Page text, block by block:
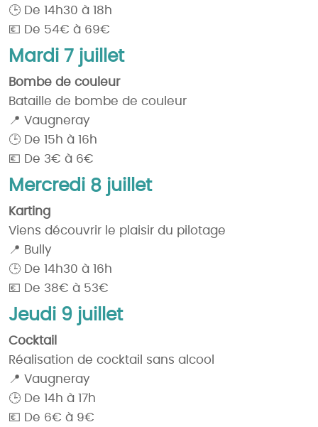
🕒 De 14h30 à 18h
💶 De 54€ à 69€
Mardi 7 juillet
Bombe de couleur
Bataille de bombe de couleur
📍 Vaugneray
🕒 De 15h à 16h
💶 De 3€ à 6€
Mercredi 8 juillet
Karting
Viens découvrir le plaisir du pilotage
📍 Bully
🕒 De 14h30 à 16h
💶 De 38€ à 53€
Jeudi 9 juillet
Cocktail
Réalisation de cocktail sans alcool
📍 Vaugneray
🕒 De 14h à 17h
💶 De 6€ à 9€